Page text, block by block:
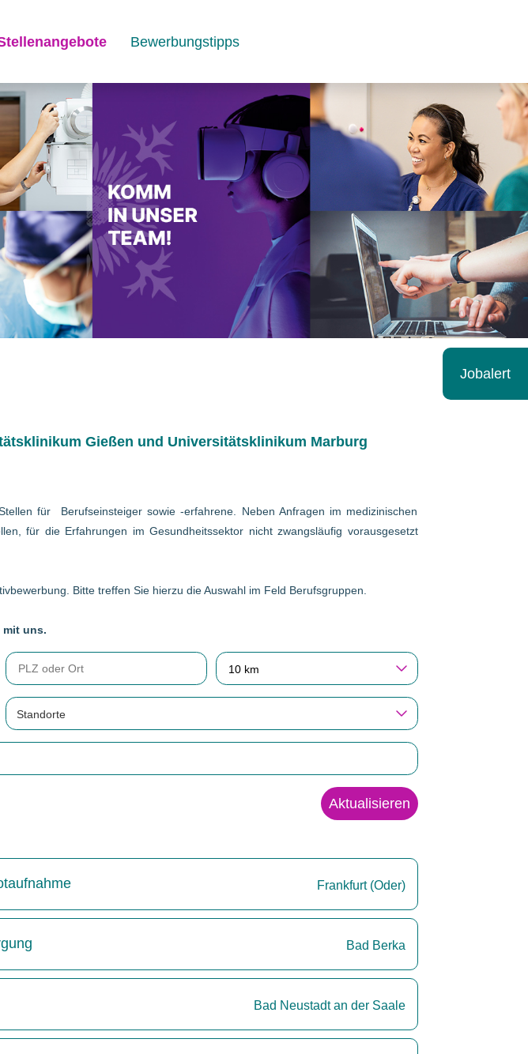
Bewerbungstipps
Gießen und Universitätsklinikum Marburg
für Berufseinsteiger sowie -erfahrene. Neben Anfragen im medizinischen
für die Erfahrungen im Gesundheitssektor nicht zwangsläufig vorausgesetzt
Bitte treffen Sie hierzu die Auswahl im Feld Berufsgruppen.
mit uns.
10 km
Standorte
Aktualisieren
Frankfurt (Oder)
Bad Berka
Bad Neustadt an der Saale
Jobalert